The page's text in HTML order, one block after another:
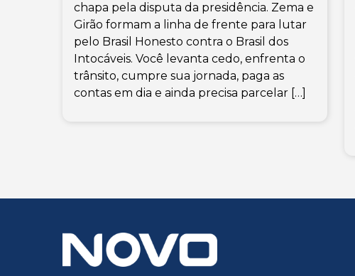
chapa pela disputa da presidência. Zema e
Girão formam a linha de frente para lutar
pelo Brasil Honesto contra o Brasil dos
Intocáveis. Você levanta cedo, enfrenta o
trânsito, cumpre sua jornada, paga as
contas em dia e ainda precisa parcelar […]